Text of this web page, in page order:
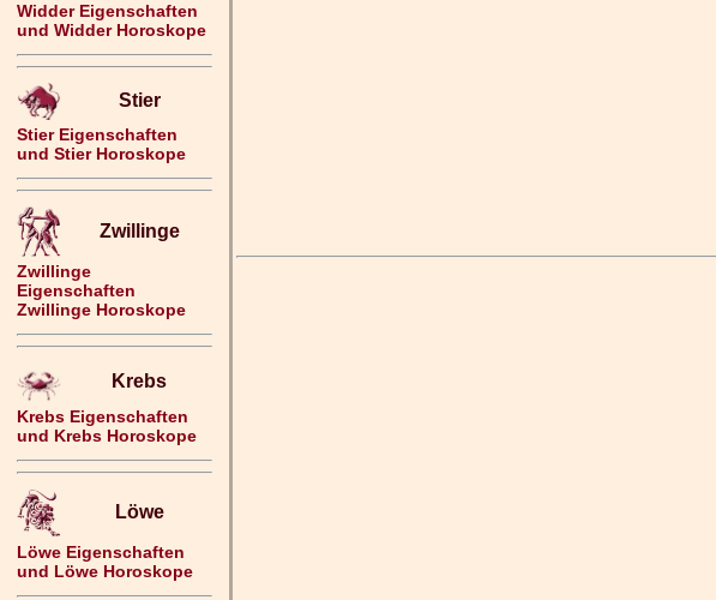
Widder Eigenschaften
und Widder Horoskope
Stier
Stier Eigenschaften
und Stier Horoskope
Zwillinge
Zwillinge
Eigenschaften
Zwillinge Horoskope
Krebs
Krebs Eigenschaften
und Krebs Horoskope
Löwe
Löwe Eigenschaften
und Löwe Horoskope